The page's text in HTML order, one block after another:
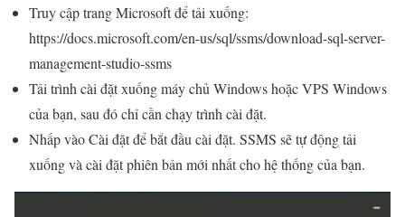
Truy cập trang Microsoft để tải xuống:
https://docs.microsoft.com/en-us/sql/ssms/download-sql-server-
management-studio-ssms
Tải trình cài đặt xuống máy chủ Windows hoặc VPS Windows
của bạn, sau đó chỉ cần chạy trình cài đặt.
Nhấp vào Cài đặt để bắt đầu cài đặt. SSMS sẽ tự động tải
xuống và cài đặt phiên bản mới nhất cho hệ thống của bạn.